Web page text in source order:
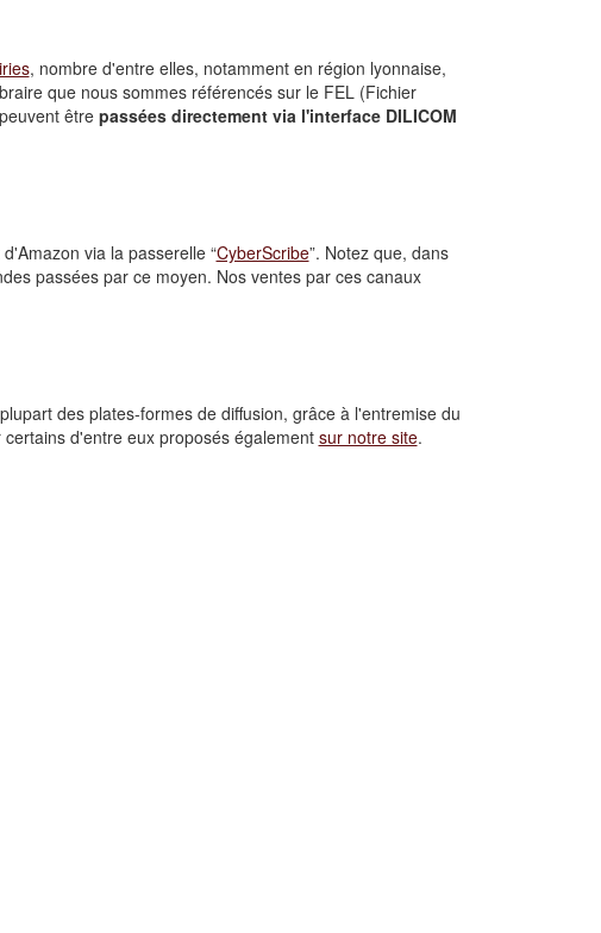
, nombre d'entre elles, notamment en région lyonnaise,
que nous sommes référencés sur le FEL (Fichier
être passées directement via l'interface DILICOM
via la passerelle “CyberScribe”. Notez que, dans
passées par ce moyen. Nos ventes par ces canaux
des plates-formes de diffusion, grâce à l'entremise du
certains d'entre eux proposés également sur notre site.